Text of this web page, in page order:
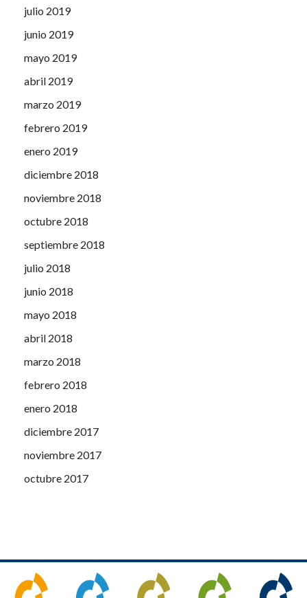
julio 2019
junio 2019
mayo 2019
abril 2019
marzo 2019
febrero 2019
enero 2019
diciembre 2018
noviembre 2018
octubre 2018
septiembre 2018
julio 2018
junio 2018
mayo 2018
abril 2018
marzo 2018
febrero 2018
enero 2018
diciembre 2017
noviembre 2017
octubre 2017